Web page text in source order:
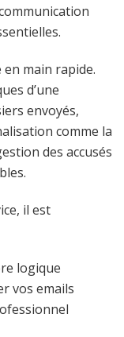
main rapide.
d’une
envoyés,
comme la
des accusés
il est
logique
vos emails